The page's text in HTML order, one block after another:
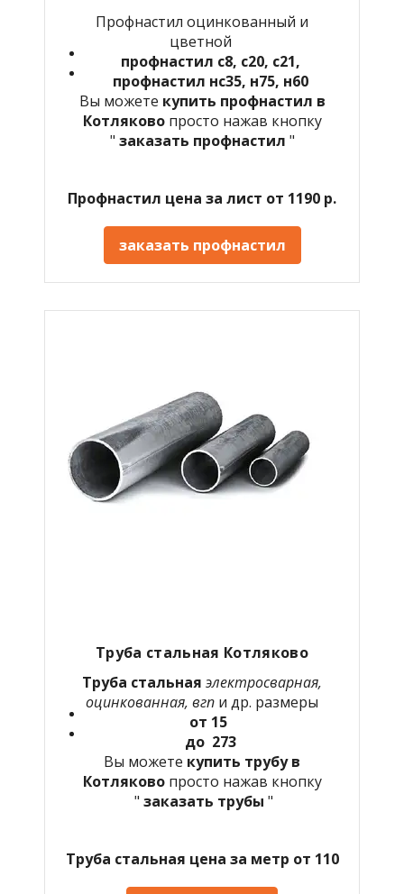
Профнастил оцинкованный и
цветной
профнастил с8, с20, с21,
профнастил нс35, н75, н60
Вы можете купить профнастил в
Котляково просто нажав кнопку
" заказать профнастил "
Профнастил цена за лист от 1190 р.
заказать профнастил
Труба стальная Котляково
Труба стальная электросварная,
оцинкованная, вгп и др. размеры
от 15
до 273
Вы можете купить трубу в
Котляково просто нажав кнопку
" заказать трубы "
Труба стальная цена за метр от 110